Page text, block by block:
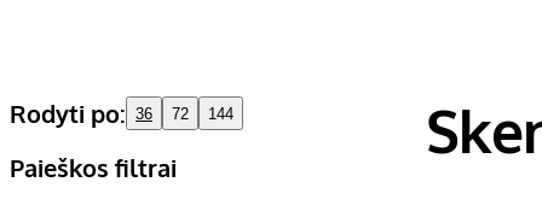
Rodyti po: 36 72 144
Paieškos filtrai